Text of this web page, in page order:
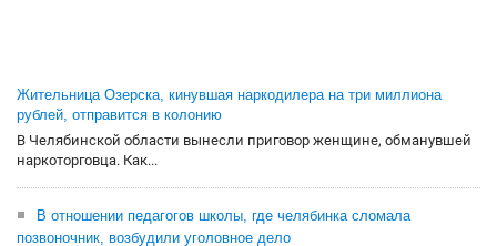
Жительница Озерска, кинувшая наркодилера на три миллиона
рублей, отправится в колонию
В Челябинской области вынесли приговор женщине, обманувшей
наркоторговца. Как...
В отношении педагогов школы, где челябинка сломала
позвоночник, возбудили уголовное дело